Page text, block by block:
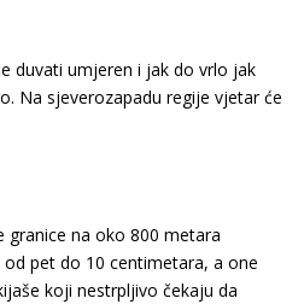
duvati umjeren i jak do vrlo jak
Na sjeverozapadu regije vjetar će
granice na oko 800 metara
pet do 10 centimetara, a one
koji nestrpljivo čekaju da